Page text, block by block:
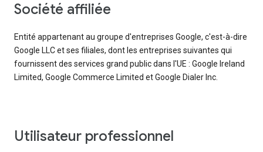
société affiliée
Entité appartenant au groupe d'entreprises Google, c'est-à-dire
Google LLC et ses filiales, dont les entreprises suivantes qui
fournissent des services grand public dans l'UE : Google Ireland
Limited, Google Commerce Limited et Google Dialer Inc.
utilisateur professionnel